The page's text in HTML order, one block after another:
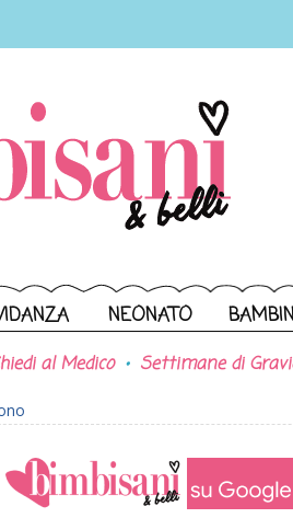
NEONATO
al Medico Settimane di